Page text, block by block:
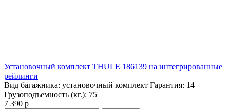
Установочный комплект THULE 186139 на интегрированные
рейлинги
Вид багажника: установочный комплект Гарантия: 14
Грузоподъемность (кг.): 75
7 390 р